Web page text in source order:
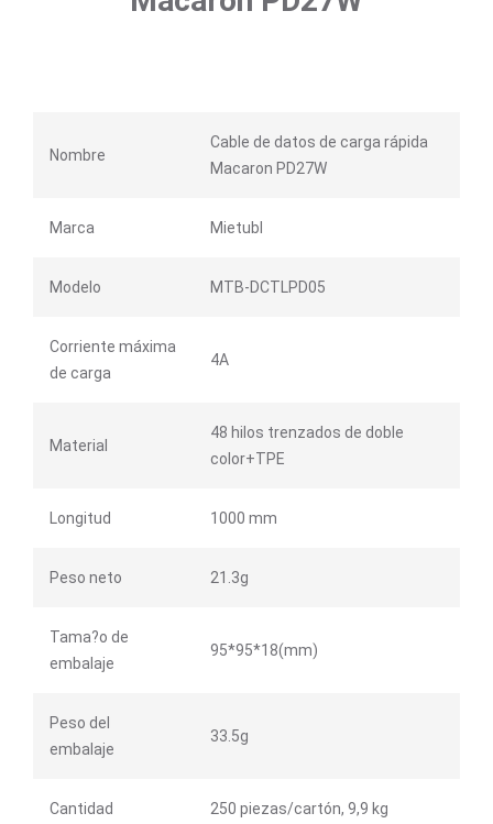
Nombre
Cable de datos de carga rápida
Macaron PD27W
Marca Mietubl
Modelo MTB-DCTLPD05
Corriente máxima
de carga
4A
Material
48 hilos trenzados de doble
color+TPE
Longitud 1000 mm
Peso neto 21.3g
Tama?o de
embalaje
95*95*18(mm)
Peso del
embalaje
33.5g
Cantidad 250 piezas/cartón, 9,9 kg